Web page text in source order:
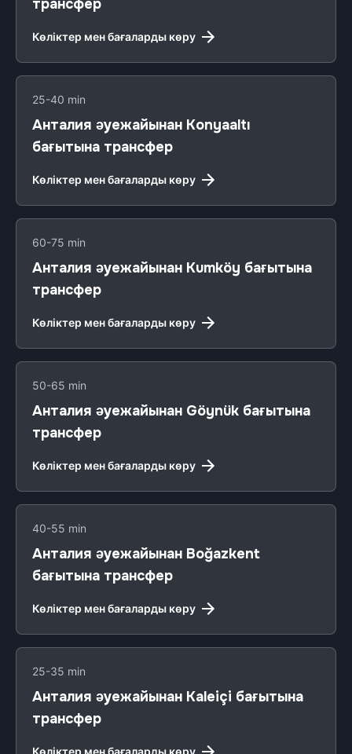
трансфер
Көліктер мен бағаларды көру
25-40 min
Анталия әуежайынан Konyaaltı
бағытына трансфер
Көліктер мен бағаларды көру
60-75 min
Анталия әуежайынан Kumköy бағытына
трансфер
Көліктер мен бағаларды көру
50-65 min
Анталия әуежайынан Göynük бағытына
трансфер
Көліктер мен бағаларды көру
40-55 min
Анталия әуежайынан Boğazkent
бағытына трансфер
Көліктер мен бағаларды көру
25-35 min
Анталия әуежайынан Kaleiçi бағытына
трансфер